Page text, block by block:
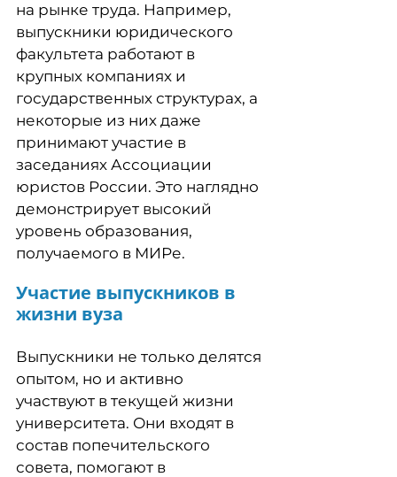
на рынке труда. Например,
выпускники юридического
факультета работают в
крупных компаниях и
государственных структурах, а
некоторые из них даже
принимают участие в
заседаниях Ассоциации
юристов России. Это наглядно
демонстрирует высокий
уровень образования,
получаемого в МИРе.
Участие выпускников в
жизни вуза
Выпускники не только делятся
опытом, но и активно
участвуют в текущей жизни
университета. Они входят в
состав попечительского
совета, помогают в